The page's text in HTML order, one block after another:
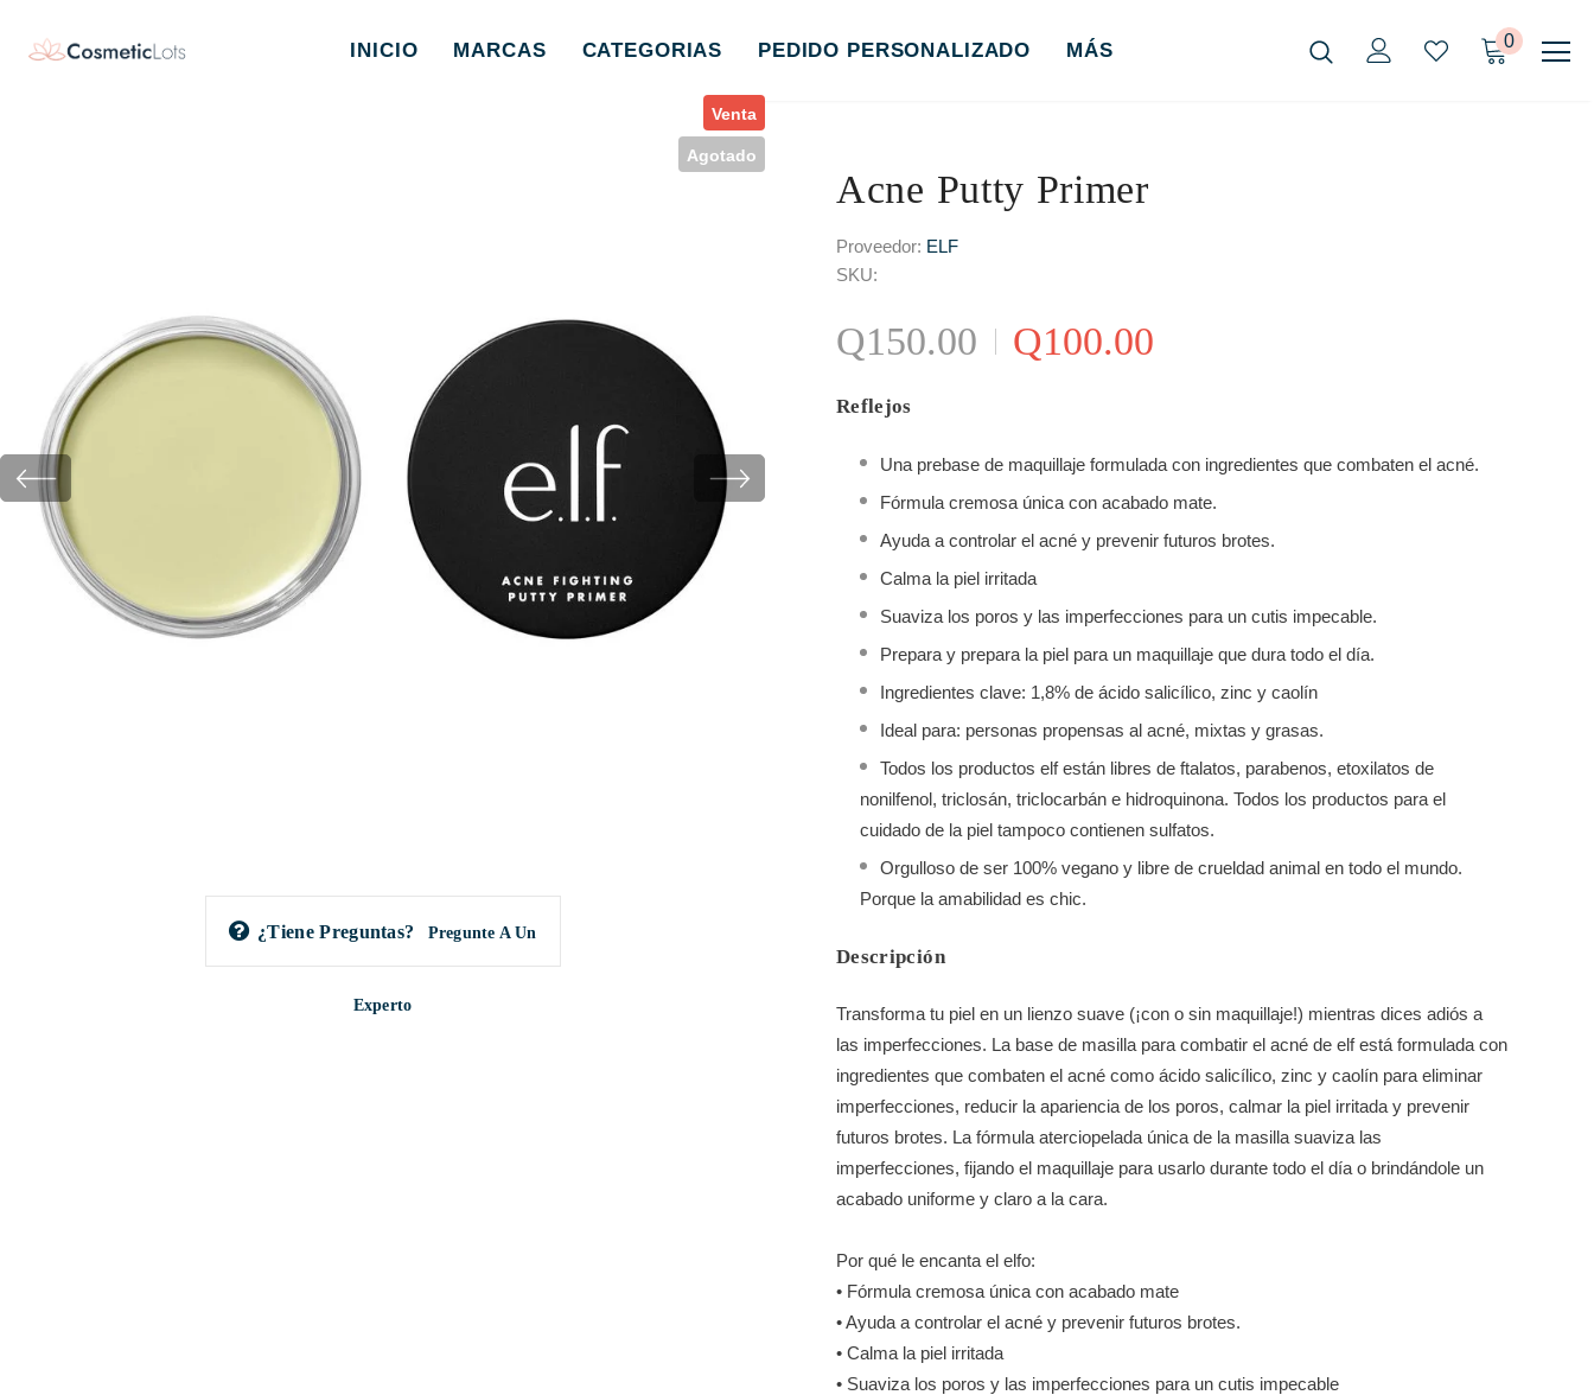
INICIO MARCAS CATEGORIAS PEDIDO PERSONALIZADO MÁS 0
Venta
Agotado
¿Tiene Preguntas? Pregunte A Un
Experto
Acne Putty Primer
Proveedor: ELF
SKU:
Q150.00 Q100.00
Reflejos
Una prebase de maquillaje formulada con ingredientes que combaten el acné.
Fórmula cremosa única con acabado mate.
Ayuda a controlar el acné y prevenir futuros brotes.
Calma la piel irritada
Suaviza los poros y las imperfecciones para un cutis impecable.
Prepara y prepara la piel para un maquillaje que dura todo el día.
Ingredientes clave: 1,8% de ácido salicílico, zinc y caolín
Ideal para: personas propensas al acné, mixtas y grasas.
Todos los productos elf están libres de ftalatos, parabenos, etoxilatos de
nonilfenol, triclosán, triclocarbán e hidroquinona. Todos los productos para el
cuidado de la piel tampoco contienen sulfatos.
Orgulloso de ser 100% vegano y libre de crueldad animal en todo el mundo.
Porque la amabilidad es chic.
Descripción
Transforma tu piel en un lienzo suave (¡con o sin maquillaje!) mientras dices adiós a
las imperfecciones. La base de masilla para combatir el acné de elf está formulada con
ingredientes que combaten el acné como ácido salicílico, zinc y caolín para eliminar
imperfecciones, reducir la apariencia de los poros, calmar la piel irritada y prevenir
futuros brotes. La fórmula aterciopelada única de la masilla suaviza las
imperfecciones, fijando el maquillaje para usarlo durante todo el día o brindándole un
acabado uniforme y claro a la cara.
Por qué le encanta el elfo:
• Fórmula cremosa única con acabado mate
• Ayuda a controlar el acné y prevenir futuros brotes.
• Calma la piel irritada
• Suaviza los poros y las imperfecciones para un cutis impecable